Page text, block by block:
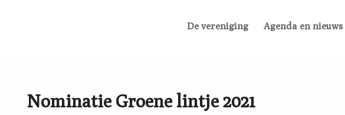
De vereniging Agenda en nieuws
Nominatie Groene lintje 2021